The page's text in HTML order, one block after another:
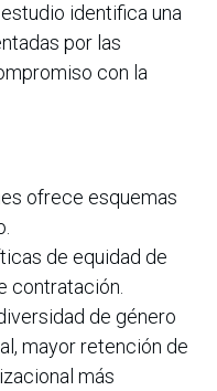
identifica una
por las
con la
ofrece esquemas
de equidad de
contratación.
de género
mayor retención de
más